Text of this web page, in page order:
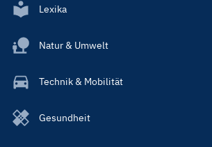
Lexika
Natur & Umwelt
Technik & Mobilität
Gesundheit